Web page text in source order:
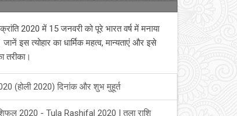
2020 में 15 जनवरी को पूरे भारत वर्ष में मनाया
जानें इस त्योहार का धार्मिक महत्व, मान्यताएं और इसे
तरीका।
(होली 2020) दिनांक और शुभ मुहूर्त
2020 - Tula Rashifal 2020 | तुला राशि